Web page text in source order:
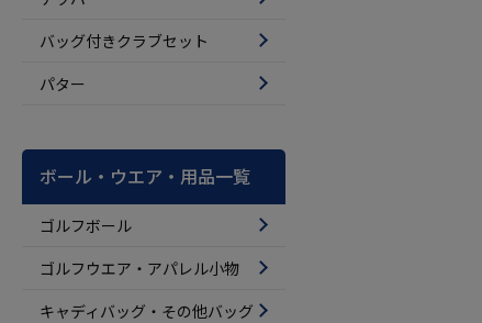
バッグ付きクラブセット
パター
ボール・ウエア・用品一覧
ゴルフボール
ゴルフウエア・アパレル小物
キャディバッグ・その他バッグ